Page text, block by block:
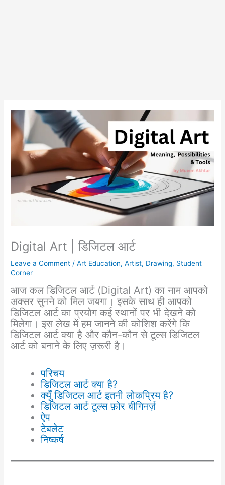
Digital Art | डिजिटल आर्ट
Leave a Comment /Art Education,Artist, Drawing, Student
Corner
आज कल डिजिटल आर्ट (Digital Art) का नाम आपको
अक्सर सुनने को मिल जयगा। इसके साथ ही आपको
डिजिटल आर्ट का प्रयोग कई स्थानों पर भी देखने को
मिलेगा। इस लेख में हम जानने की कोशिश करेंगे कि
डिजिटल आर्ट क्या है और कौन-कौन से टूल्स डिजिटल
आर्ट को बनाने के लिए ज़रूरी है।
परिचय
डिजिटल आर्ट क्या है?
क्यूँ डिजिटल आर्ट इतनी लोकप्रिय है?
डिजिटल आर्ट टूल्स फ़ोर बीगिनर्ज़
ऐप
टेबलेट
निष्कर्ष